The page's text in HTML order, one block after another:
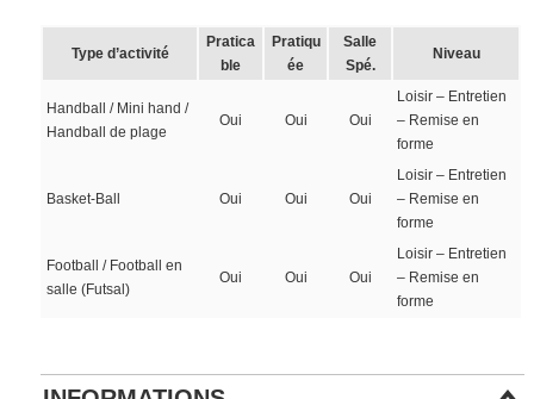
Type d’activité
Pratica
ble
Pratiqu
ée
Salle
Spé.
Niveau
Handball / Mini hand /
Handball de plage
Oui Oui Oui
Loisir – Entretien
– Remise en
forme
Basket-Ball Oui Oui Oui
Loisir – Entretien
– Remise en
forme
Football / Football en
salle (Futsal)
Oui Oui Oui
Loisir – Entretien
– Remise en
forme